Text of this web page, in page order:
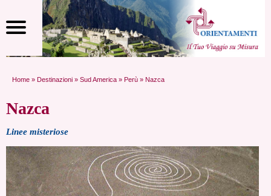
Home » Destinazioni » Sud America » Perù » Nazca
Nazca
Linee misteriose